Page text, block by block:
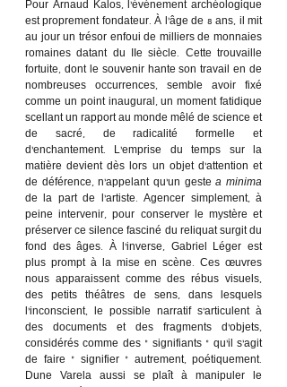
Pour Arnaud Kalos, l’événement archéologique
est proprement fondateur. À l’âge de 8 ans, il mit
au jour un trésor enfoui de milliers de monnaies
romaines datant du IIe siècle. Cette trouvaille
fortuite, dont le souvenir hante son travail en de
nombreuses occurrences, semble avoir fixé
comme un point inaugural, un moment fatidique
scellant un rapport au monde mêlé de science et
de sacré, de radicalité formelle et
d’enchantement. L’emprise du temps sur la
matière devient dès lors un objet d’attention et
de déférence, n’appelant qu’un geste a minima
de la part de l’artiste. Agencer simplement, à
peine intervenir, pour conserver le mystère et
préserver ce silence fasciné du reliquat surgit du
fond des âges. À l’inverse, Gabriel Léger est
plus prompt à la mise en scène. Ces œuvres
nous apparaissent comme des rébus visuels,
des petits théâtres de sens, dans lesquels
l’inconscient, le possible narratif s’articulent à
des documents et des fragments d’objets,
considérés comme des « signifiants » qu’il s’agit
de faire « signifier » autrement, poétiquement.
Dune Varela aussi se plaît à manipuler le